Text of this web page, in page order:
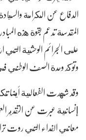
الدفاع عن الكرامة
المقدسة تدعم بقوة هذه
على الجرائم الوحشية التي
وتؤكد وحدة الصف
وقد شهدت الفعالية أيضا
إنسانية عبرت عن التقدير
معاني الفداء التي روت